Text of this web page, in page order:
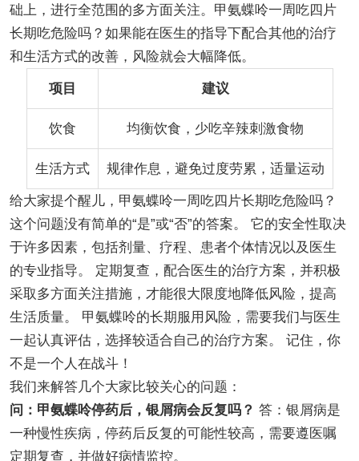
础上，进行全范围的多方面关注。甲氨蝶呤一周吃四片
长期吃危险吗？如果能在医生的指导下配合其他的治疗
和生活方式的改善，风险就会大幅降低。
项目 建议
饮食 均衡饮食，少吃辛辣刺激食物
生活方式 规律作息，避免过度劳累，适量运动
给大家提个醒儿，甲氨蝶呤一周吃四片长期吃危险吗？
这个问题没有简单的“是”或“否”的答案。 它的安全性取决
于许多因素，包括剂量、疗程、患者个体情况以及医生
的专业指导。 定期复查，配合医生的治疗方案，并积极
采取多方面关注措施，才能很大限度地降低风险，提高
生活质量。 甲氨蝶呤的长期服用风险，需要我们与医生
一起认真评估，选择较适合自己的治疗方案。 记住，你
不是一个人在战斗！
我们来解答几个大家比较关心的问题：
问：甲氨蝶呤停药后，银屑病会反复吗？ 答：银屑病是
一种慢性疾病，停药后反复的可能性较高，需要遵医嘱
定期复查，并做好病情监控。